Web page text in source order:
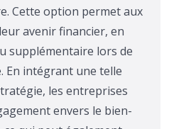
Cette option permet aux
avenir financier, en
supplémentaire lors de
En intégrant une telle
les entreprises
envers le bien-